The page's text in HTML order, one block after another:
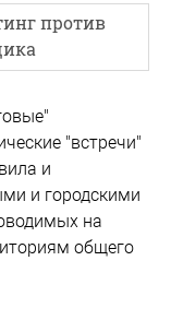
против
"встречи"
и
и городскими
на
общего